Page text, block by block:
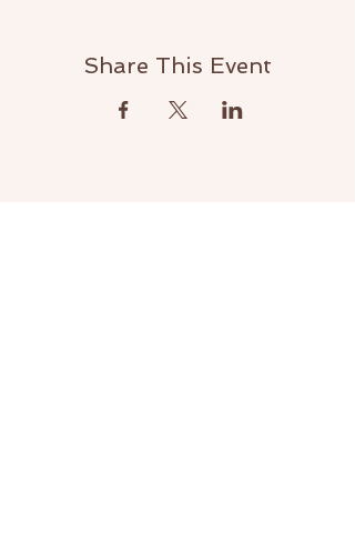
Share This Event